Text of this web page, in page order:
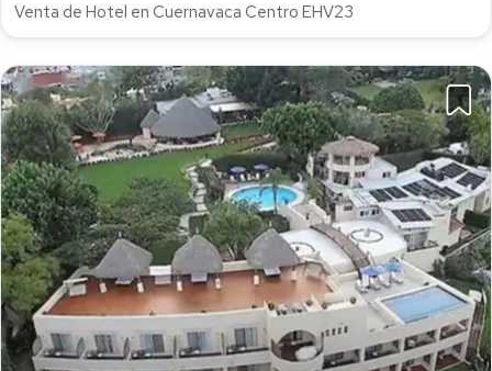
Venta de Hotel en Cuernavaca Centro EHV23